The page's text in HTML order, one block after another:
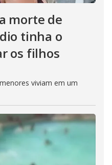
morte de
tinha o
os filhos
viviam em um